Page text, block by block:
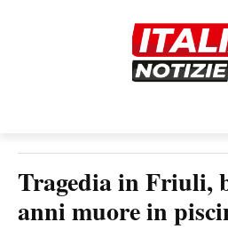
Tragedia in Friuli,
anni muore in